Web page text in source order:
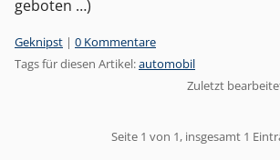
geboten …)
Kategorien:
Geknipst | 0 Kommentare
Tags für diesen Artikel:automobil
Zuletzt
Seite 1 von 1, insgesamt 1